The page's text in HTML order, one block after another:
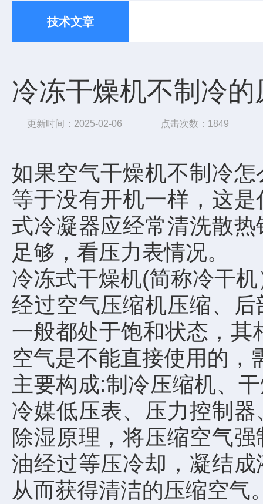
技术文章
冷冻干燥机不制冷
更新时间：2025-02-06 点击次数：1849
如果空气干燥机不制冷
等于没有开机一样，这
式冷凝器应经常清洗散
足够，看压力表情况。
冷冻式干燥机(简称冷干
经过空气压缩机压缩、
一般都处于饱和状态，
空气是不能直接使用的，
主要构成:制冷压缩机、
冷媒低压表、压力控制
除湿原理，将压缩空气
油经过等压冷却，凝结
从而获得清洁的压缩空气